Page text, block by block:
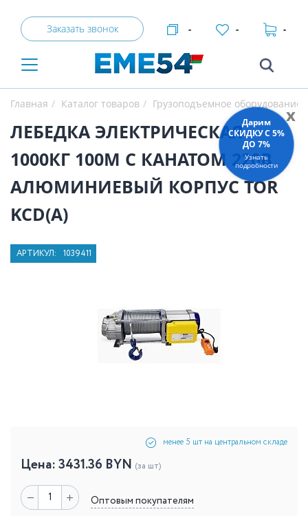
Заказать звонок - - -
Главная Каталог товаров Грузоподъемное оборудование
ЛЕБЕДКА ЭЛЕКТРИЧЕСКАЯ
1000КГ 100М С КАНАТОМ 220В
АЛЮМИНИЕВЫЙ КОРПУС TOR
KCD(А)
АРТИКУЛ: 1039411
менее 5 шт на центральном складе
Цена:3431.36 BYN (за шт)
Оптовым покупателям
x
Дарим
СКИДКУ C 5%
ДО 7%
Узнать
подробности